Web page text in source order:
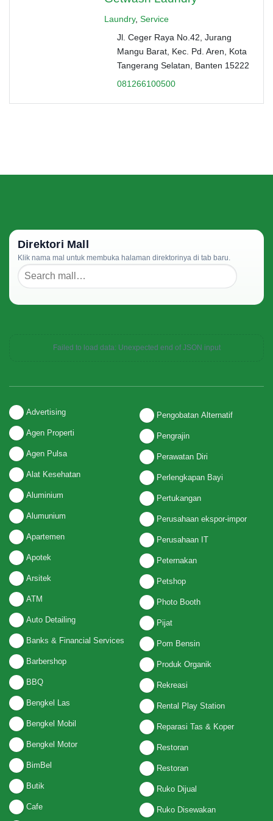
Laundry, Service
Jl. Ceger Raya No.42, Jurang
Mangu Barat, Kec. Pd. Aren, Kota
Tangerang Selatan, Banten 15222
081266100500
Direktori Mall
Klik nama mal untuk membuka halaman direktorinya di tab baru.
Failed to load data: Unexpected end of JSON input
Advertising
Agen Properti
Agen Pulsa
Alat Kesehatan
Aluminium
Alumunium
Apartemen
Apotek
Arsitek
ATM
Auto Detailing
Banks & Financial Services
Barbershop
BBQ
Bengkel Las
Bengkel Mobil
Bengkel Motor
BimBel
Butik
Cafe
Pengobatan Alternatif
Pengrajin
Perawatan Diri
Perlengkapan Bayi
Pertukangan
Perusahaan ekspor-impor
Perusahaan IT
Peternakan
Petshop
Photo Booth
Pijat
Pom Bensin
Produk Organik
Rekreasi
Rental Play Station
Reparasi Tas & Koper
Restoran
Restoran
Ruko Dijual
Ruko Disewakan